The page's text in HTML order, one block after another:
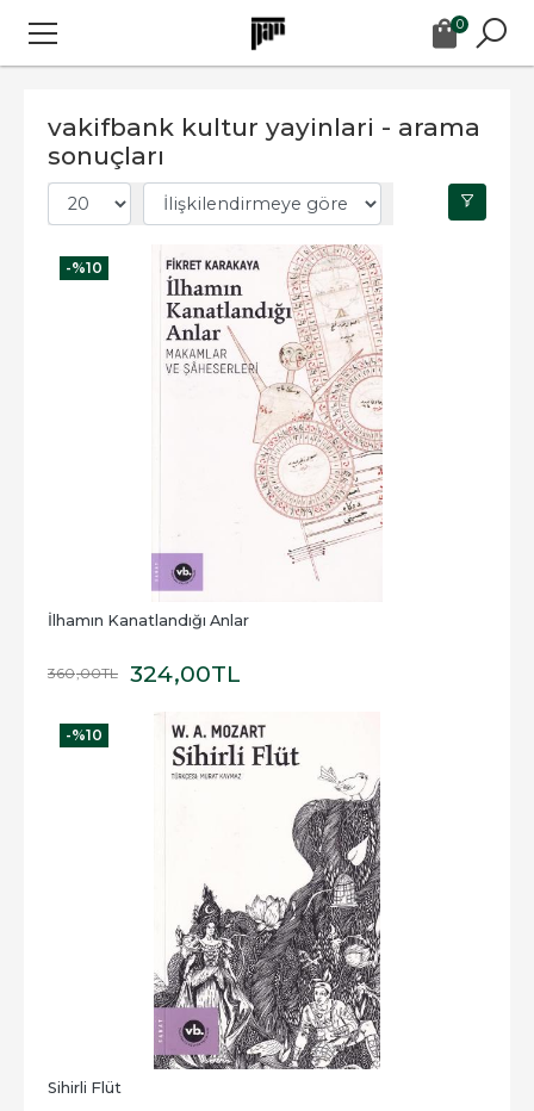
0
vakifbank kultur yayinlari - arama
sonuçları
-%10
İlhamın Kanatlandığı Anlar
360,00TL 324,00TL
-%10
Sihirli Flüt